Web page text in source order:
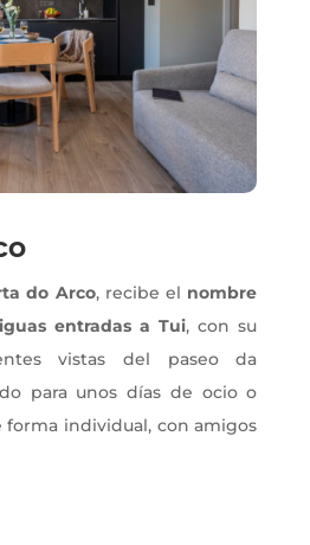
do Arco, recibe el nombre
entradas a Tui, con su
vistas del paseo da
para unos días de ocio o
forma individual, con amigos